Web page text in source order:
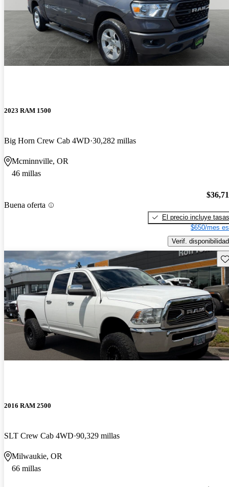
2023 RAM 1500
Big Horn Crew Cab 4WD 30,282 millas
Mcminnville, OR
46 millas
Buena oferta
El precio incluye tasas
$650/mes
Verif. disponibilidad
2016 RAM 2500
SLT Crew Cab 4WD 90,329 millas
Milwaukie, OR
66 millas